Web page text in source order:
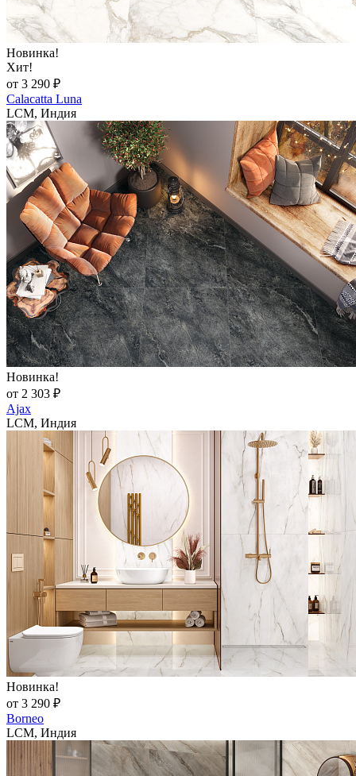
Новинка!
Хит!
от 3 290 ₽
Calacatta Luna
LCM, Индия
Новинка!
от 2 303 ₽
Ajax
LCM, Индия
Новинка!
от 3 290 ₽
Borneo
LCM, Индия